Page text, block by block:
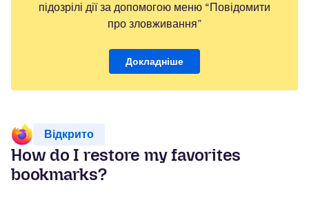
підозрілі дії за допомогою меню “Повідомити
про зловживання”
Докладніше
Відкрито
How do I restore my favorites
bookmarks?